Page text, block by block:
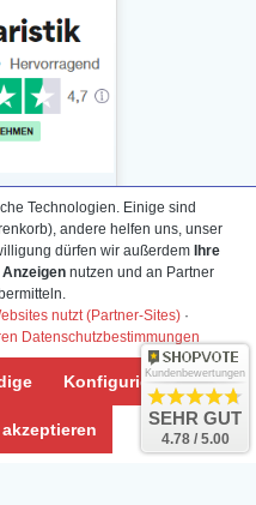
Info
Technologien. Einige sind
andere helfen uns, unser
dürfen wir außerdem Ihre
nutzen und an Partner
nutzt (Partner-Sites) ·
Datenschutzbestimmungen
KonfigurierenKundenbewertungen
SEHR GUT
4.78 / 5.00